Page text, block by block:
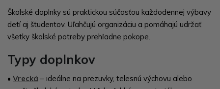
Školské doplnky sú praktickou súčasťou každodennej výbavy
detí aj študentov. Uľahčujú organizáciu a pomáhajú udržať
všetky školské potreby prehľadne pokope.
Typy doplnkov
• Vrecká – ideálne na prezuvky, telesnú výchovu alebo